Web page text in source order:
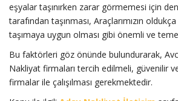
eşyalar taşınırken zarar görmemesi için
tarafından taşınması, Araçlarımızın
taşımaya uygun olması gibi önemli ve
Bu faktörleri göz önünde bulundurarak,
Nakliyat firmaları tercih edilmeli, güvenilir
firmalar ile çalışılması gerekmektedir.